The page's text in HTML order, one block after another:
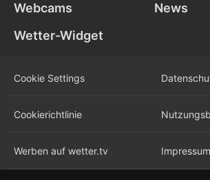
Webcams
News
Wetter-Widget
Cookie Settings
Cookie­richtlinie
Werben auf wetter.tv Impressum